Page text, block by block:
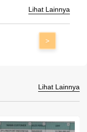
Lihat Lainnya
>
Lihat Lainnya